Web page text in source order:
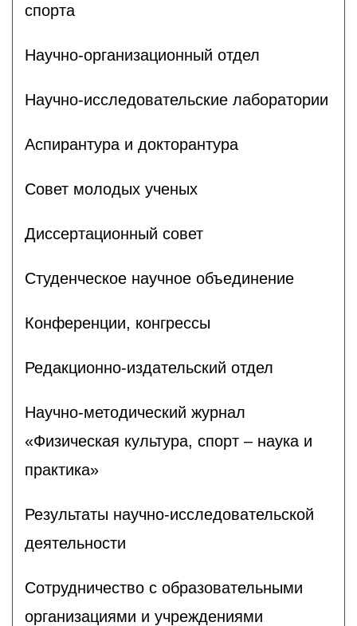
спорта
Научно-организационный отдел
Научно-исследовательские лаборатории
Аспирантура и докторантура
Совет молодых ученых
Диссертационный совет
Студенческое научное объединение
Конференции, конгрессы
Редакционно-издательский отдел
Научно-методический журнал
«Физическая культура, спорт – наука и
практика»
Результаты научно-исследовательской
деятельности
Сотрудничество с образовательными
организациями и учреждениями